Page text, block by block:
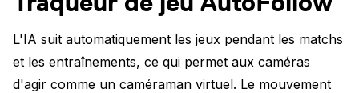
L'IA suit automatiquement les jeux pendant les matchs
et les entraînements, ce qui permet aux caméras
d'agir comme un caméraman virtuel. Le mouvement